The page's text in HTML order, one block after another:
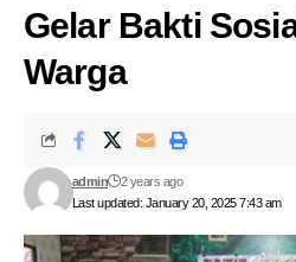
Gelar Bakti
Warga
Last updated: January 20, 2025 7:43 am
admin 2 years ago